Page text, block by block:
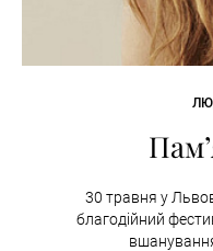
30 травня у
благодійний